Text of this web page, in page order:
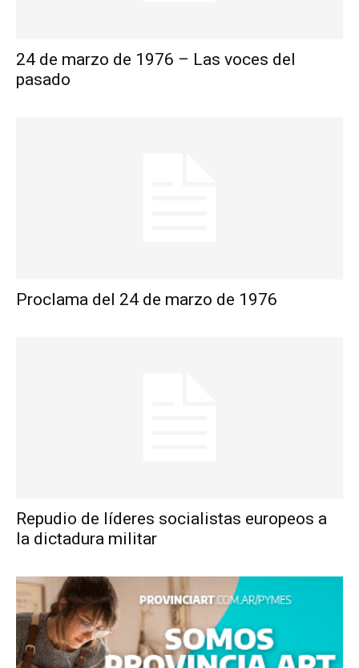
24 de marzo de 1976 – Las voces del
pasado
Proclama del 24 de marzo de 1976
Repudio de líderes socialistas europeos a
la dictadura militar